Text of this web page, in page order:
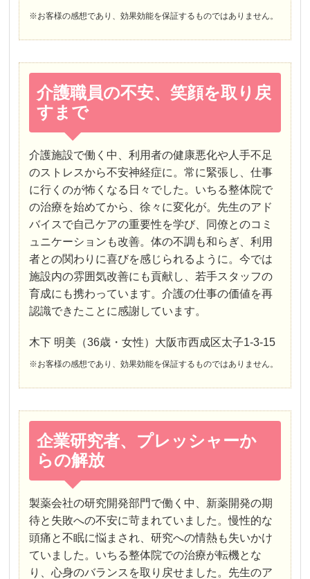
※お客様の感想であり、効果効能を保証するものではありません。
介護職員の不安、笑顔を取り戻
すまで
介護施設で働く中、利用者の健康悪化や人手不足
のストレスから不安神経症に。常に緊張し、仕事
に行くのが怖くなる日々でした。いちる整体院で
の治療を始めてから、徐々に変化が。先生のアド
バイスで自己ケアの重要性を学び、同僚とのコミ
ュニケーションも改善。体の不調も和らぎ、利用
者との関わりに喜びを感じられるように。今では
施設内の雰囲気改善にも貢献し、若手スタッフの
育成にも携わっています。介護の仕事の価値を再
認識できたことに感謝しています。
木下 明美（36歳・女性）大阪市西成区太子1-3-15
※お客様の感想であり、効果効能を保証するものではありません。
企業研究者、プレッシャーか
らの解放
製薬会社の研究開発部門で働く中、新薬開発の期
待と失敗への不安に苛まれていました。慢性的な
頭痛と不眠に悩まされ、研究への情熱も失いかけ
ていました。いちる整体院での治療が転機とな
り、心身のバランスを取り戻せました。先生のア